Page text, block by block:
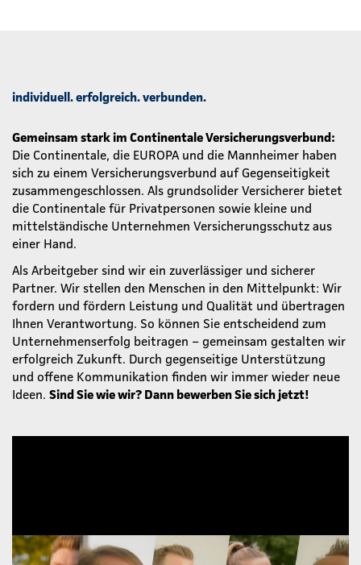
individuell. erfolgreich. verbunden.
Gemeinsam stark im Continentale Versicherungsverbund:
Die Continentale, die EUROPA und die Mannheimer haben
sich zu einem Versicherungsverbund auf Gegenseitigkeit
zusammengeschlossen. Als grundsolider Versicherer bietet
die Continentale für Privatpersonen sowie kleine und
mittelständische Unternehmen Versicherungsschutz aus
einer Hand.
Als Arbeitgeber sind wir ein zuverlässiger und sicherer
Partner. Wir stellen den Menschen in den Mittelpunkt: Wir
fordern und fördern Leistung und Qualität und übertragen
Ihnen Verantwortung. So können Sie entscheidend zum
Unternehmenserfolg beitragen – gemeinsam gestalten wir
erfolgreich Zukunft. Durch gegenseitige Unterstützung
und offene Kommunikation finden wir immer wieder neue
Ideen. Sind Sie wie wir? Dann bewerben Sie sich jetzt!